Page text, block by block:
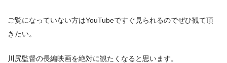
ご覧になっていない方はYouTubeですぐ見られるのでぜひ観て頂
きたい。
川尻監督の⻑編映画を絶対に観たくなると思います。